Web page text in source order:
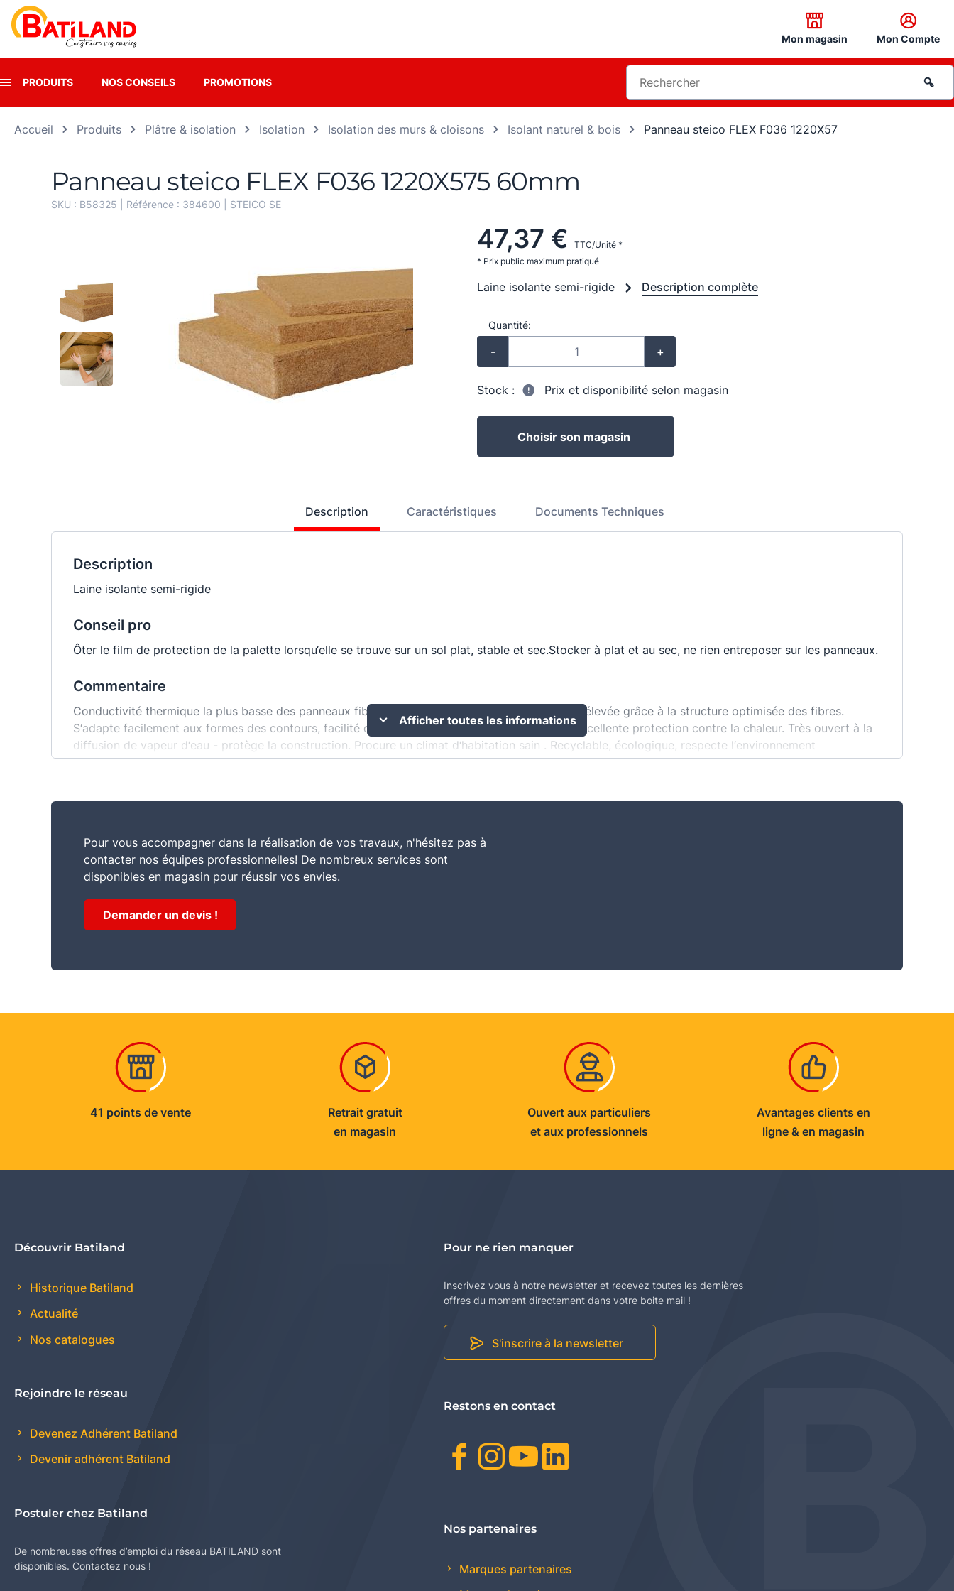
Mon magasin Mon Compte
PRODUITS NOS CONSEILS PROMOTIONS
Accueil Produits Plâtre & isolation Isolation Isolation des murs & cloisons Isolant naturel & bois Panneau steico FLEX F036 1220X57
Panneau steico FLEX F036 1220X575 60mm
SKU : B58325 | Référence : 384600 STEICO SE
47,37 €
TTC/Unité *
* Prix public maximum pratiqué
Laine isolante semi-rigide Description complète
Quantité:
- +
Stock : Prix et disponibilité selon magasin
Choisir son magasin
Description Caractéristiques Documents Techniques
Description
Laine isolante semi-rigide
Conseil pro
Ôter le film de protection de la palette lorsqu‘elle se trouve sur un sol plat, stable et sec.Stocker à plat et au sec, ne rien entreposer sur les panneaux.
Commentaire
Conductivité thermique la plus basse des panneaux fibre de bois semi-rigides. Résistance plus élevée grâce à la structure optimisée des fibres.
S‘adapte facilement aux formes des contours, facilité de mise en œuvre. N‘irrite pas la peau. Excellente protection contre la chaleur. Très ouvert à la
diffusion de vapeur d‘eau - protège la construction. Procure un climat d‘habitation sain . Recyclable, écologique, respecte l‘environnement
Afficher toutes les informations
Pour vous accompagner dans la réalisation de vos travaux, n'hésitez pas à
contacter nos équipes professionnelles! De nombreux services sont
disponibles en magasin pour réussir vos envies.
Demander un devis !
41 points de vente
Retrait gratuit
en magasin
Ouvert aux particuliers
et aux professionnels
Avantages clients en
ligne & en magasin
Découvrir Batiland
Historique Batiland
Actualité
Nos catalogues
Rejoindre le réseau
Devenez Adhérent Batiland
Devenir adhérent Batiland
Postuler chez Batiland
De nombreuses offres d’emploi du réseau BATILAND sont
disponibles. Contactez nous !
Pour ne rien manquer
Inscrivez vous à notre newsletter et recevez toutes les dernières
offres du moment directement dans votre boite mail !
S'inscrire à la newsletter
Restons en contact
Facebook
Instagram
Youtube
Nos partenaires
Marques partenaires
Panneau de gestion des cookies